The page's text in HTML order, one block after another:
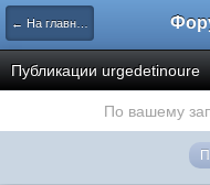
← На главную
Публикации urgedetinoure
По вашему